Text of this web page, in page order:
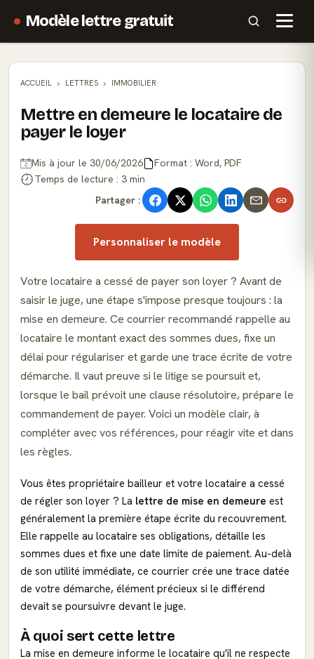
Modèle lettre gratuit
ACCUEIL LETTRES IMMOBILIER
Mettre en demeure le locataire de
payer le loyer
Mis à jour le 30/06/2026
Format : Word, PDF
Temps de lecture : 3 min
Partager :
Personnaliser le modèle
Votre locataire a cessé de payer son loyer ? Avant de
saisir le juge, une étape s'impose presque toujours : la
mise en demeure. Ce courrier recommandé rappelle au
locataire le montant exact des sommes dues, fixe un
délai pour régulariser et garde une trace écrite de votre
démarche. Il vaut preuve si le litige se poursuit et,
lorsque le bail prévoit une clause résolutoire, prépare le
commandement de payer. Voici un modèle clair, à
compléter avec vos références, pour réagir vite et dans
les règles.
Vous êtes propriétaire bailleur et votre locataire a cessé
de régler son loyer ? La lettre de mise en demeure est
généralement la première étape écrite du recouvrement.
Elle rappelle au locataire ses obligations, détaille les
sommes dues et fixe une date limite de paiement. Au-delà
de son utilité immédiate, ce courrier crée une trace datée
de votre démarche, élément précieux si le différend
devait se poursuivre devant le juge.
À quoi sert cette lettre
La mise en demeure informe le locataire qu'il ne respecte